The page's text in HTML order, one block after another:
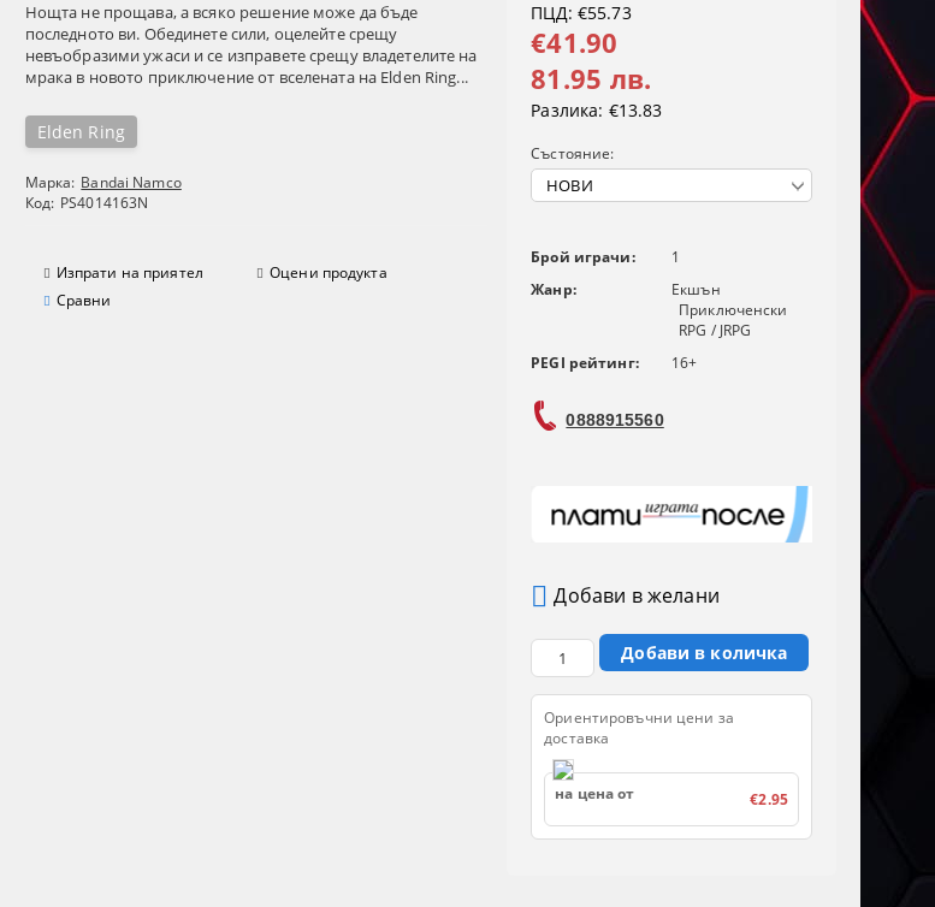
Нощта не прощава, а всяко решение може да бъде
последното ви. Обединете сили, оцелейте срещу
невъобразими ужаси и се изправете срещу владетелите на
мрака в новото приключение от вселената на Elden Ring...
Elden Ring
Марка: Bandai Namco
Код: PS4014163N
Изпрати на приятел
Оцени продукта
Сравни
ПЦД: €55.73
€41.90
81.95 лв.
Разлика: €13.83
Състояние:
Брой играчи:
1
Жанр:
Екшън
Приключенски
RPG / JRPG
PEGI рейтинг:
16+
0888915560
Добави в желани
Ориентировъчни цени за
доставка
на цена от €2.95